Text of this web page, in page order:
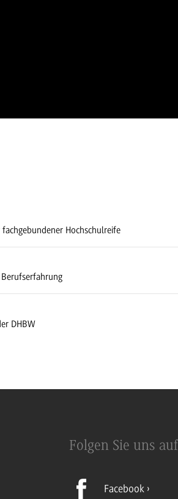
Hochschulreife
DHBW
Folgen Sie uns auf
Facebook